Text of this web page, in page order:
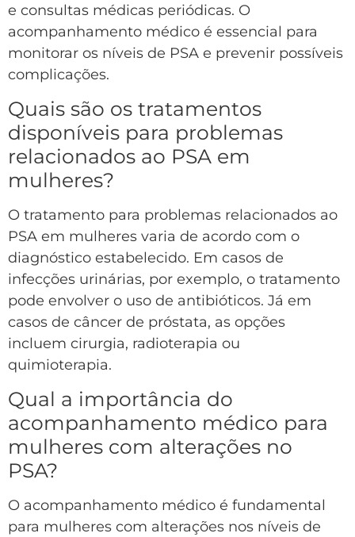
e consultas médicas periódicas. O
acompanhamento médico é essencial para
monitorar os níveis de PSA e prevenir possíveis
complicações.
Quais são os tratamentos
disponíveis para problemas
relacionados ao PSA em
mulheres?
O tratamento para problemas relacionados ao
PSA em mulheres varia de acordo com o
diagnóstico estabelecido. Em casos de
infecções urinárias, por exemplo, o tratamento
pode envolver o uso de antibióticos. Já em
casos de câncer de próstata, as opções
incluem cirurgia, radioterapia ou
quimioterapia.
Qual a importância do
acompanhamento médico para
mulheres com alterações no
PSA?
O acompanhamento médico é fundamental
para mulheres com alterações nos níveis de